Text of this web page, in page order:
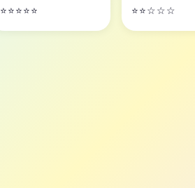
⭐⭐⭐⭐⭐ ⭐⭐☆☆☆